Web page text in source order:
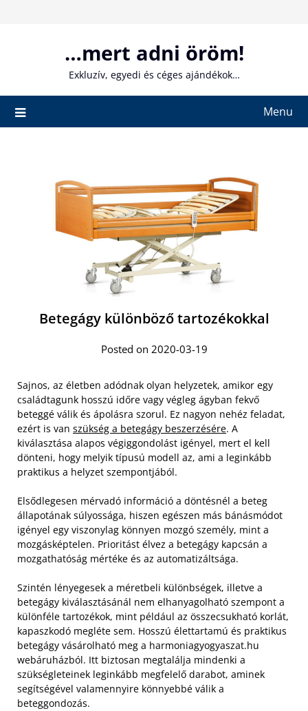
…mert adni öröm!
Exkluzív, egyedi és céges ajándékok…
Menu
Betegágy különböző tartozékokkal
Posted on 2020-03-19
Sajnos, az életben adódnak olyan helyzetek, amikor egy
családtagunk hosszú időre vagy végleg ágyban fekvő
beteggé válik és ápolásra szorul. Ez nagyon nehéz feladat,
ezért is van szükség a betegágy beszerzésére. A
kiválasztása alapos végiggondolást igényel, mert el kell
dönteni, hogy melyik típusú modell az, ami a leginkább
praktikus a helyzet szempontjából.
Elsődlegesen mérvadó információ a döntésnél a beteg
állapotának súlyossága, hiszen egészen más bánásmódot
igényel egy viszonylag könnyen mozgó személy, mint a
mozgásképtelen. Prioritást élvez a betegágy kapcsán a
mozgathatóság mértéke és az automatizáltsága.
Szintén lényegesek a méretbeli különbségek, illetve a
betegágy kiválasztásánál nem elhanyagolható szempont a
különféle tartozékok, mint például az összecsukható korlát,
kapaszkodó megléte sem. Hosszú élettartamú és praktikus
betegágy vásárolható meg a harmoniagyogyaszat.hu
webáruházból. Itt biztosan megtalálja mindenki a
szükségleteinek leginkább megfelelő darabot, aminek
segítségével valamennyire könnyebbé válik a
beteggondozás.